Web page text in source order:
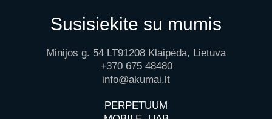
Susisiekite su mumis
Minijos g. 54 LT91208 Klaipėda, Lietuva
+370 675 48480
info@akumai.lt
PERPETUUM